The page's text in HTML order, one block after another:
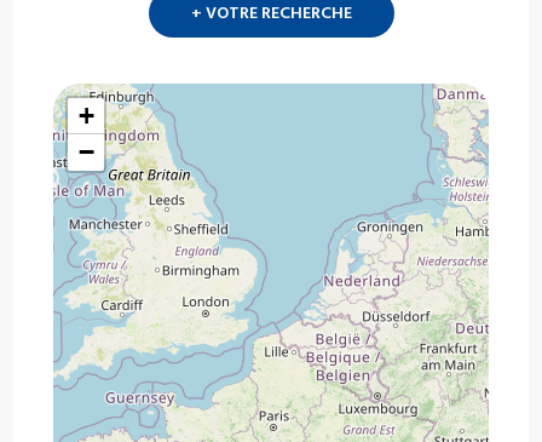
+ VOTRE RECHERCHE
+
−